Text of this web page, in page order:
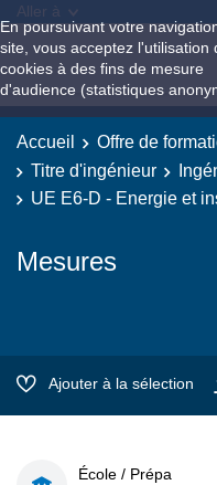
En poursuivant votre
site, vous acceptez l'utilisation
cookies à des fins de mesure
d'audience (statistiques
Aller à
Accueil
Offre de
Titre d'ingénieur
UE E6-D - Energie et
Mesures
Ajouter à la sélection
École / Prépa